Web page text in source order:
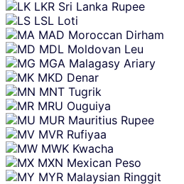
LKR Sri Lanka Rupee
LSL Loti
MAD Moroccan Dirham
MDL Moldovan Leu
MGA Malagasy Ariary
MKD Denar
MNT Tugrik
MRU Ouguiya
MUR Mauritius Rupee
MVR Rufiyaa
MWK Kwacha
MXN Mexican Peso
MYR Malaysian Ringgit